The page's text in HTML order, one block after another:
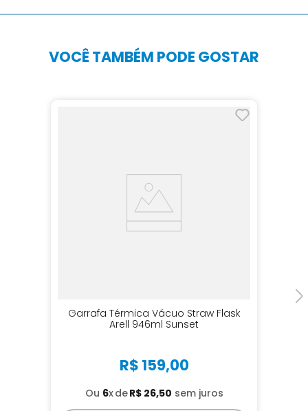
VOCÊ TAMBÉM PODE GOSTAR
Garrafa Térmica Vácuo Straw Flask
Arell 946ml Sunset
R$ 159,00
Ou 6x R$ 26,50 sem juros